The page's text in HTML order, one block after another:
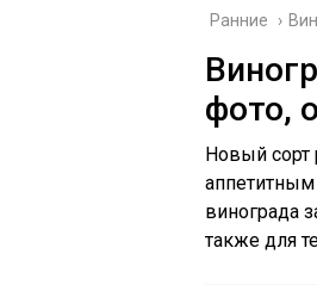
Ранние ›
фото,
Новый сорт
винограда
также для